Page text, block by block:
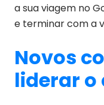
a sua viagem no
e terminar com a
Novos
liderar